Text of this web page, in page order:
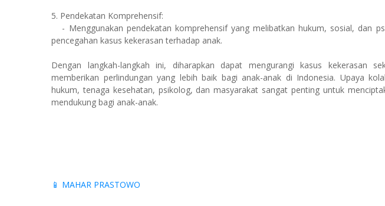
5. Pendekatan Komprehensif:
- Menggunakan pendekatan komprehensif yang melibatkan hukum, sosial, dan
pencegahan kasus kekerasan terhadap anak.
Dengan langkah-langkah ini, diharapkan dapat mengurangi kasus kekerasan
memberikan perlindungan yang lebih baik bagi anak-anak di Indonesia. Upaya
hukum, tenaga kesehatan, psikolog, dan masyarakat sangat penting untuk
mendukung bagi anak-anak.
📱 MAHAR PRASTOWO